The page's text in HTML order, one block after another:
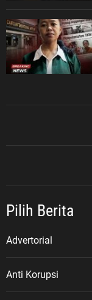
Pilih Berita
Advertorial
Anti Korupsi